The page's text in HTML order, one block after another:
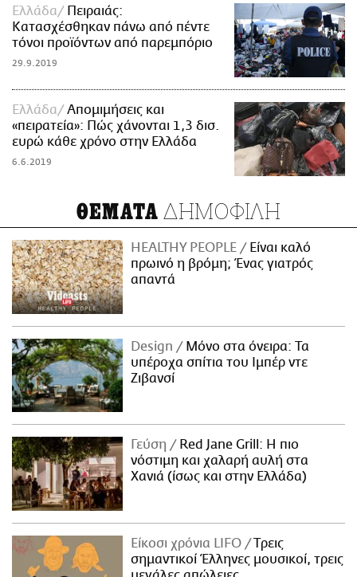
Ελλάδα
Πειραιάς:
Κατασχέσθηκαν πάνω από πέντε
τόνοι προϊόντων από παρεμπόριο
29.9.2019
Ελλάδα
Απομιμήσεις και
«πειρατεία»: Πώς χάνονται 1,3 δισ.
ευρώ κάθε χρόνο στην Ελλάδα
6.6.2019
ΘΕΜΑΤΑ ΔΗΜΟΦΙΛΗ
HEALTHY PEOPLE
Είναι καλό
πρωινό η βρόμη; Ένας γιατρός
απαντά
Design
Μόνο στα όνειρα: Τα
υπέροχα σπίτια του Ιμπέρ ντε
Ζιβανσί
Γεύση
Red Jane Grill: Η πιο
νόστιμη και χαλαρή αυλή στα
Χανιά (ίσως και στην Ελλάδα)
Είκοσι χρόνια LIFO
Tρεις
σημαντικοί Έλληνες μουσικοί, τρεις